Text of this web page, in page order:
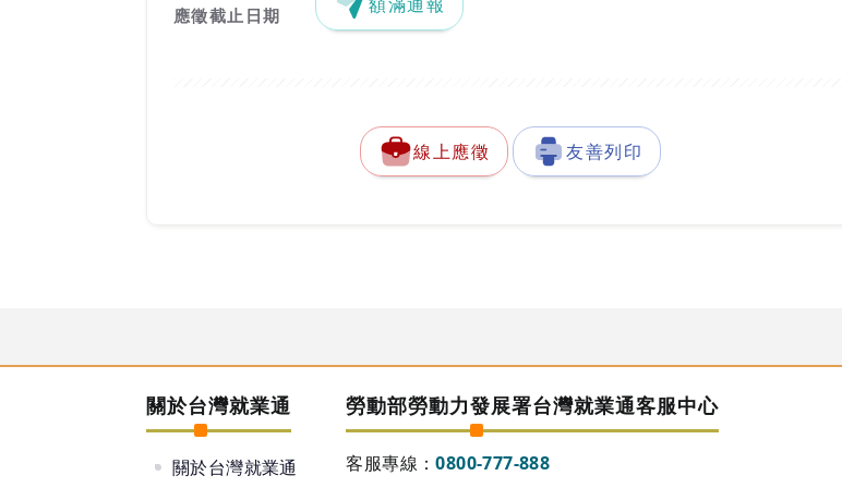
應徵截止日期
線上應徵 友善列印
關於台灣就業通
關於台灣就業通
勞動部勞動力發展署台灣就業通客服中心
客服專線：0800-777-888